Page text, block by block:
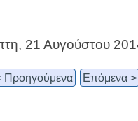
21 Αυγούστου
Προηγούμενα Επόμενα >